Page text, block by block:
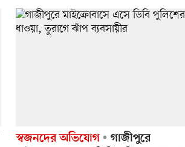
স্বজনদের অভিযোগ
গাজীপুরে